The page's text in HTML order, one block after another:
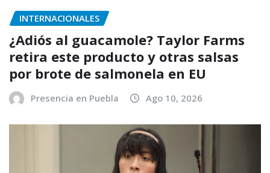
INTERNACIONALES
¿Adiós al guacamole? Taylor Farms
retira este producto y otras salsas
por brote de salmonela en EU
Presencia en Puebla Ago 10, 2026